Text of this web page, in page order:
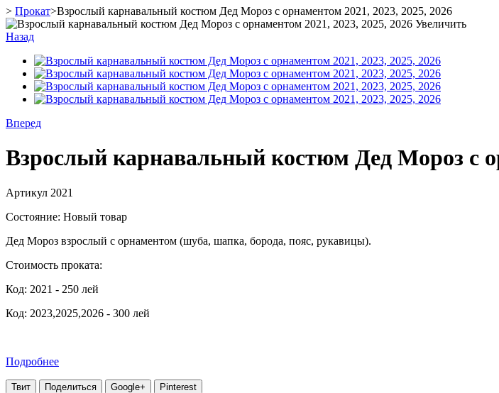
> Прокат>Взрослый карнавальный костюм Дед Мороз с орнаментом 2021, 2023, 2025, 2026
Увеличить
Назад
Вперед
Взрослый карнавальный костюм Дед Мороз с
Артикул 2021
Состояние: Новый товар
Дед Мороз взрослый с орнаментом (шуба, шапка, борода, пояс, рукавицы).
Стоимость проката:
Код: 2021 - 250 лей
Код: 2023,2025,2026 - 300 лей
Подробнее
Твит Поделиться Google+ Pinterest